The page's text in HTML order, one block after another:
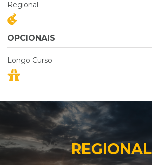
Regional
OPCIONAIS
Longo Curso
REGIONAL